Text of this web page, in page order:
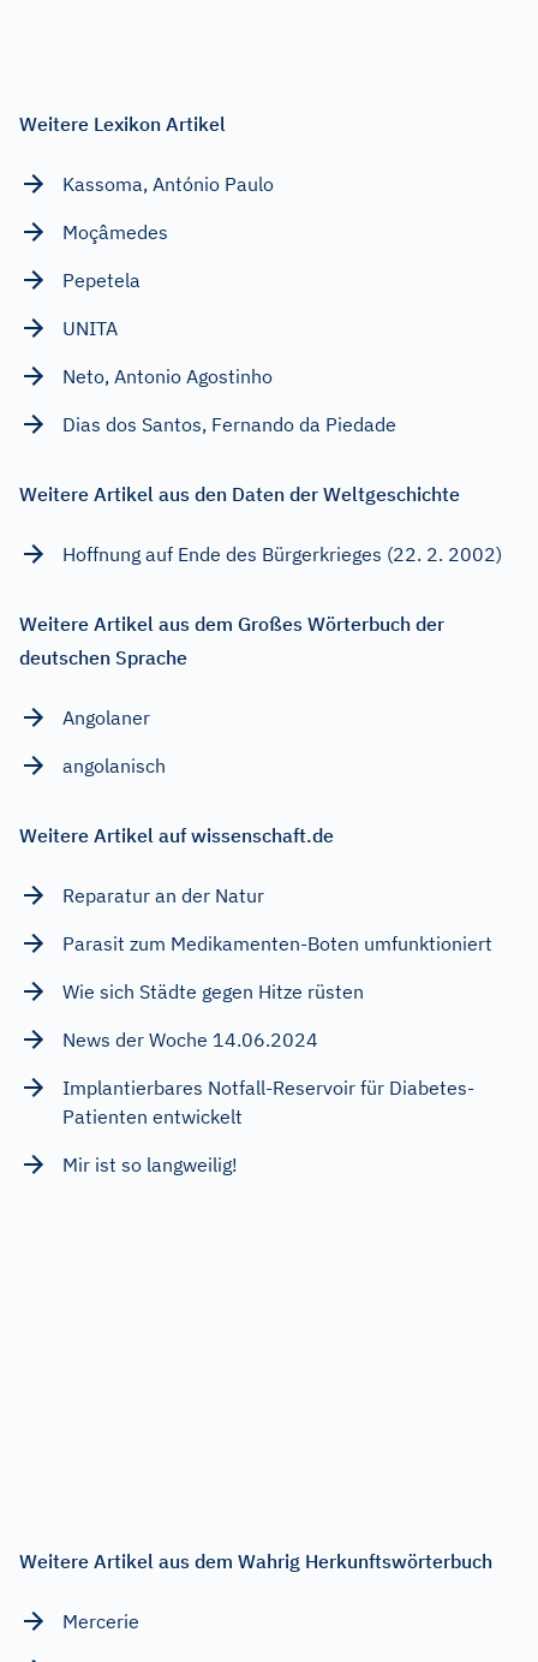
Weitere Lexikon Artikel
Kassoma, António Paulo
Moçâmedes
Pepetela
UNITA
Neto, Antonio Agostinho
Dias dos Santos, Fernando da Piedade
Weitere Artikel aus den Daten der Weltgeschichte
Hoffnung auf Ende des Bürgerkrieges (22. 2. 2002)
Weitere Artikel aus dem Großes Wörterbuch der
deutschen Sprache
Angolaner
angolanisch
Weitere Artikel auf wissenschaft.de
Reparatur an der Natur
Parasit zum Medikamenten-Boten umfunktioniert
Wie sich Städte gegen Hitze rüsten
News der Woche 14.06.2024
Implantierbares Notfall-Reservoir für Diabetes-
Patienten entwickelt
Mir ist so langweilig!
Weitere Artikel aus dem Wahrig Herkunftswörterbuch
Mercerie